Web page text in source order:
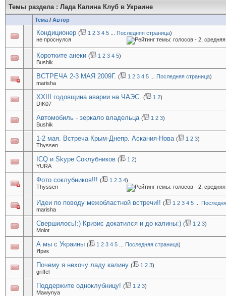
Темы раздела: Лада Калина Клуб в Украине
Тема / Автор
Кондиционер ( 1 2 3 4 5 Последняя страница)
не проснулся
Коротките анеки ( 1 2 3 4 5)
Bushik
ВСТРЕЧА 2-3 МАЯ 2009Г. ( 1 2 3 4 5 Последняя страница)
marisha
XXIII годовщина аварии на ЧАЭС. ( 1 2)
DIK07
Автомобиль - зеркало владельца ( 1 2 3)
Bushik
1-2 мая. Встреча Крым-Днепр. Аскания-Нова ( 1 2 3)
Thyssen
ICQ и Skype Соклубников ( 1 2)
YURA
Фото соклубников!!! ( 1 2 3 4)
Thyssen
Идеи по поводу межобластной встречи!! ( 1 2 3 4 5
marisha
Свершилось!:) Кризис докатился и до калины:) ( 1 2 3)
Molot
А мы с Украины ( 1 2 3 4 5 Последняя страница)
Ярик
Почему я нехочу ладу калину ( 1 2 3)
griffel
Поддержите одноклубницу! ( 1 2 3)
Mawynya